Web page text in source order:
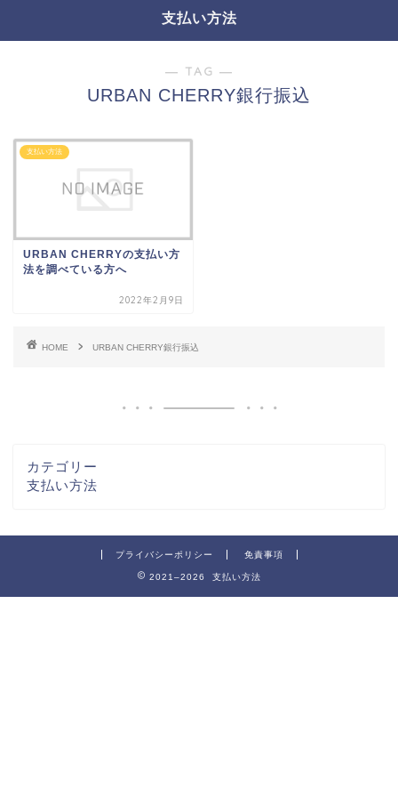
支払い方法
― TAG ―
URBAN CHERRY銀行振込
支払い方法
URBAN CHERRYの支払い方
法を調べている方へ
2022年2月9日
HOME URBAN CHERRY銀行振込
カテゴリー
支払い方法
プライバシーポリシー 免責事項
2021–2026 支払い方法